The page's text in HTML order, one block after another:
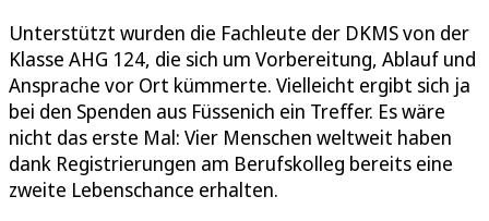
Unterstützt wurden die Fachleute der DKMS von der
Klasse AHG 124, die sich um Vorbereitung, Ablauf und
Ansprache vor Ort kümmerte. Vielleicht ergibt sich ja
bei den Spenden aus Füssenich ein Treffer. Es wäre
nicht das erste Mal: Vier Menschen weltweit haben
dank Registrierungen am Berufskolleg bereits eine
zweite Lebenschance erhalten.